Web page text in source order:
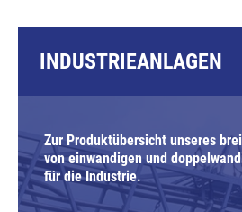
INDUSTRIEANLAGEN
Zur Produktübersicht unseres
von einwandigen und
für die Industrie.